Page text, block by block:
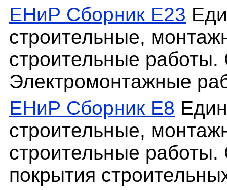
ЕНиР Сборник Е23
строительные,
строительные
Электромонтажные
ЕНиР Сборник Е8
строительные,
строительные
покрытия